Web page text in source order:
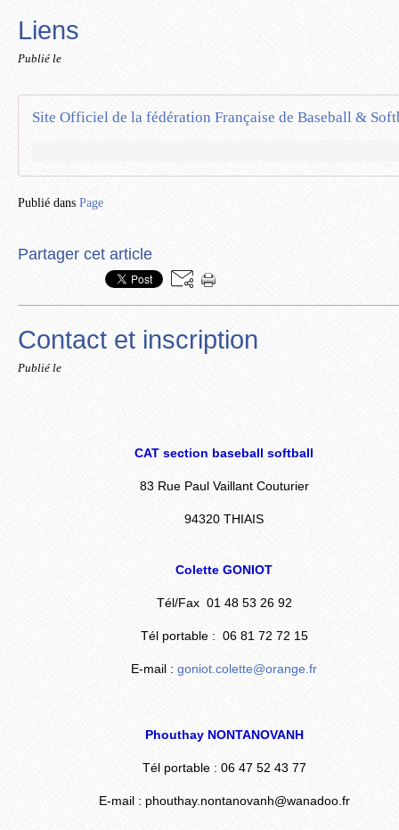
Liens
Publié le
Site Officiel de la fédération Française de Baseball &
Publié dans Page
Partager cet article
Contact et inscription
Publié le
CAT section baseball softball
83 Rue Paul Vaillant Couturier
94320 THIAIS
Colette GONIOT
Tél/Fax 01 48 53 26 92
Tél portable : 06 81 72 72 15
E-mail : goniot.colette@orange.fr
Phouthay NONTANOVANH
Tél portable : 06 47 52 43 77
E-mail : phouthay.nontanovanh@wanadoo.fr